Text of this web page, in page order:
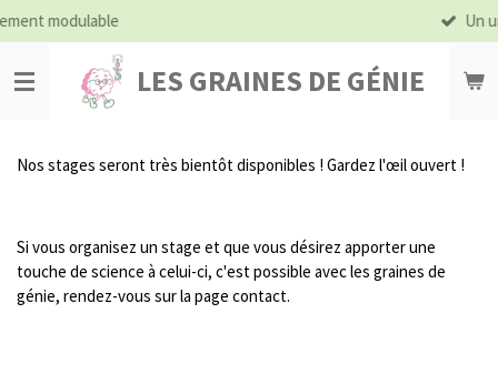
Passer
au
contenu
principal
LES GRAINES DE GÉNIE
Un univers
Nos stages seront très bientôt disponibles ! Gardez l'œil ouvert !
Si vous organisez un stage et que vous désirez apporter une
touche de science à celui-ci, c'est possible avec les graines de
génie, rendez-vous sur la page contact.